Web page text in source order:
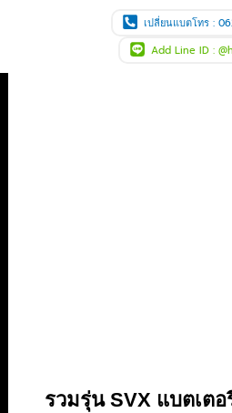
เปลี่ยนแบตโทร :
Add Line ID :
รวมรุ่น SVX แบตเต